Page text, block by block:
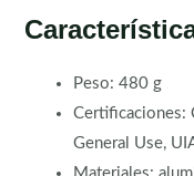
Peso: 480 g
Certificaciones:
General Use,